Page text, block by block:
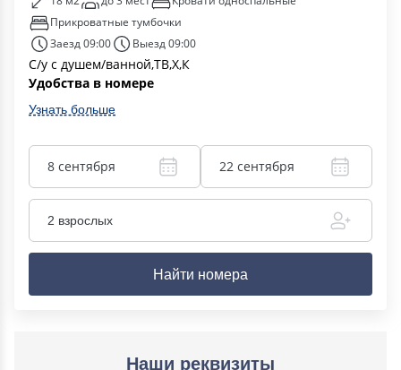
Прикроватные тумбочки
Заезд 09:00
Выезд 09:00
С/у с душем/ванной,ТВ,Х,К
Удобства в номере
Узнать больше
8 сентября 22 сентября
2 взрослых
Найти номера
Наши реквизиты